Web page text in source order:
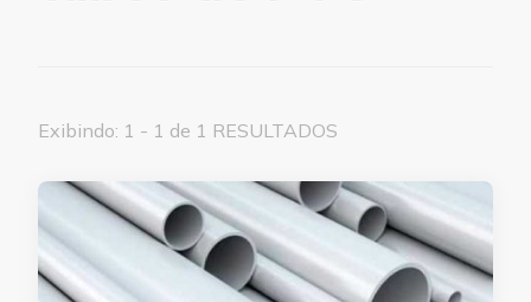
Exibindo: 1 - 1 de 1 RESULTADOS